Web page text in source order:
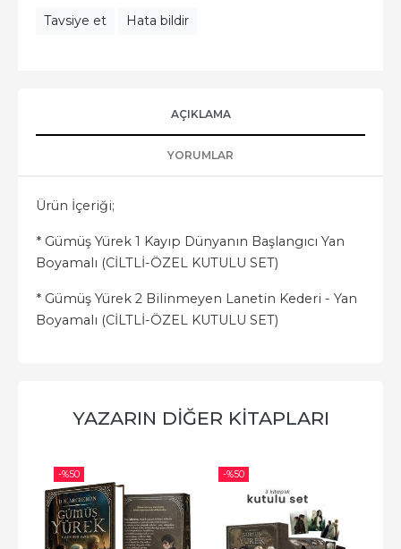
Tavsiye et Hata bildir
AÇIKLAMA
YORUMLAR
Ürün İçeriği;
* Gümüş Yürek 1 Kayıp Dünyanın Başlangıcı Yan
Boyamalı (CİLTLİ-ÖZEL KUTULU SET)
* Gümüş Yürek 2 Bilinmeyen Lanetin Kederi - Yan
Boyamalı (CİLTLİ-ÖZEL KUTULU SET)
YAZARIN DIĞER KITAPLARI
-%50 -%50